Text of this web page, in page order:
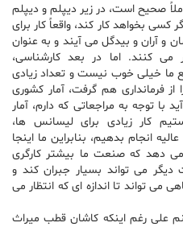
صحیح است، در زیر دیپلم و دیپلم
بخواهد کار کند، واقعاً کار برای
و آران و بیدگل می آیند و به عنوان
می کنند. اما در بعد کارشناسی،
ما خیلی خوب نیست و تعداد زیادی
از فرمانداری هم گرفت، آمار کشوری
توجه به مراجعاتی که دارم، آمار
کار زیادی برای لیسانس ها،
انجام بدهیم، بنابراین ما اینجا
دهد که صنعت ما بیشتر کارگری
می تواند بسیار جبران کند و
تواند تا اندازه ای که انتظار می
علی رغم اینکه کاشان قطب میراث